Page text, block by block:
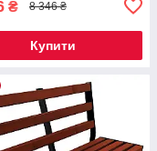
₴ 8 346 ₴
Купити